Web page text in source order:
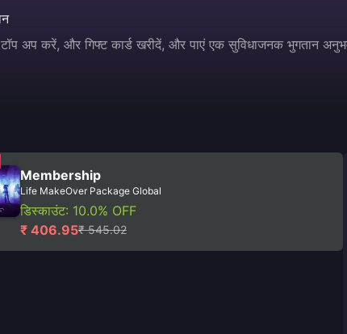
अप करें, और गिफ्ट कार्ड खरीदें, और पाएं एक सुविधाजनक भुगतान
Membership
Life MakeOver Package Global
डिस्काउंट: 10.0% OFF
₹ 406.95₹ 545.02